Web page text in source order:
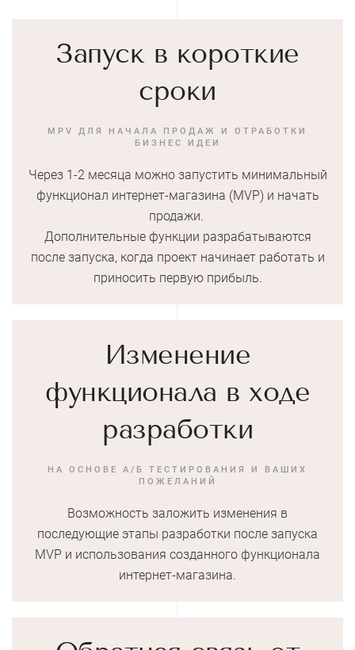
Запуск в короткие
сроки
MPV ДЛЯ НАЧАЛА ПРОДАЖ И ОТРАБОТКИ
БИЗНЕС ИДЕИ
Через 1-2 месяца можно запустить минимальный
функционал интернет-магазина (MVP) и начать
продажи.
Дополнительные функции разрабатываются
после запуска, когда проект начинает работать и
приносить первую прибыль.
Изменение
функционала в ходе
разработки
НА ОСНОВЕ А/Б ТЕСТИРОВАНИЯ И ВАШИХ
ПОЖЕЛАНИЙ
Возможность заложить изменения в
последующие этапы разработки после запуска
MVP и использования созданного функционала
интернет-магазина.